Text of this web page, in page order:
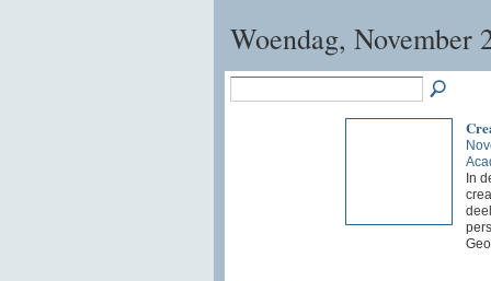
Woendag, November
In